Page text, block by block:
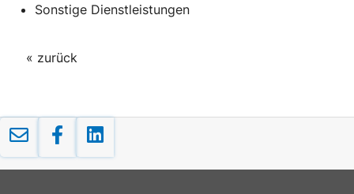
Sonstige Dienstleistungen
« zurück